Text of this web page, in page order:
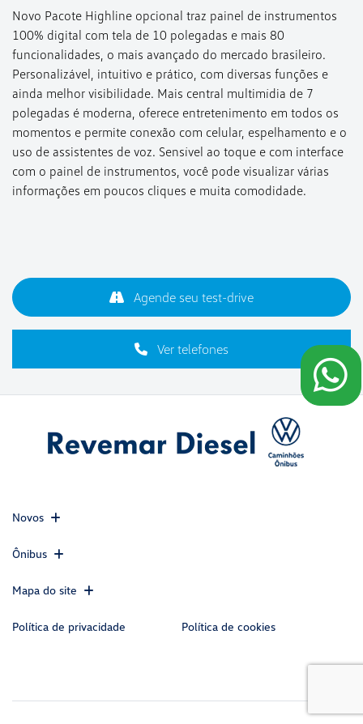
Novo Pacote Highline opcional traz painel de instrumentos
100% digital com tela de 10 polegadas e mais 80
funcionalidades, o mais avançado do mercado brasileiro.
Personalizável, intuitivo e prático, com diversas funções e
ainda melhor visibilidade. Mais central multimídia de 7
polegadas é moderna, oferece entretenimento em todos os
momentos e permite conexão com celular, espelhamento e o
uso de assistentes de voz. Sensível ao toque e com interface
com o painel de instrumentos, você pode visualizar várias
informações em poucos cliques e muita comodidade.
Ver telefones
Agende seu test-drive
Novos
Ônibus
Mapa do site
Política de privacidade Política de cookies